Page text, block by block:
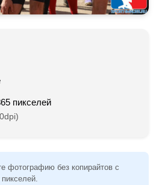
пикселей
фотографию без копирайтов с